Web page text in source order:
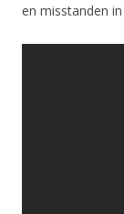
en misstanden in